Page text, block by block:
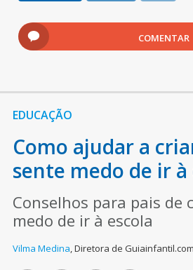
COMENTAR
EDUCAÇÃO
Como ajudar a
sente medo de ir à
Conselhos para pais de
medo de ir à escola
Vilma Medina,Diretora de Guiainfantil.com